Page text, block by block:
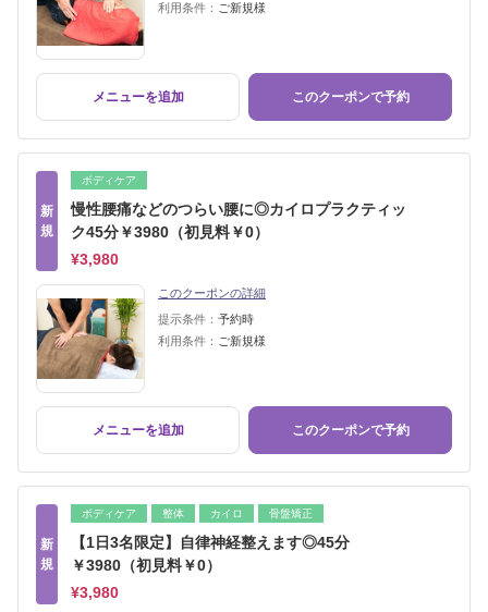
利用条件： ご新規様
メニューを追加 このクーポンで予約
新
規
ボディケア
慢性腰痛などのつらい腰に◎カイロプラクティッ
ク45分￥3980（初見料￥0）
¥3,980
このクーポンの詳細
提示条件： 予約時
利用条件： ご新規様
メニューを追加 このクーポンで予約
新
規
ボディケア 整体 カイロ 骨盤矯正
【1日3名限定】自律神経整えます◎45分
￥3980（初見料￥0）
¥3,980